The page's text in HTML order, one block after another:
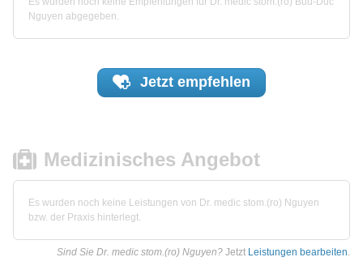
Nguyen abgegeben.
Jetzt empfehlen
Medizinisches Angebot
Es wurden noch keine Leistungen von Dr. medic stom.(ro) Nguyen
bzw. der Praxis hinterlegt.
Sind Sie Dr. medic stom.(ro) Nguyen? Jetzt Leistungen bearbeiten.